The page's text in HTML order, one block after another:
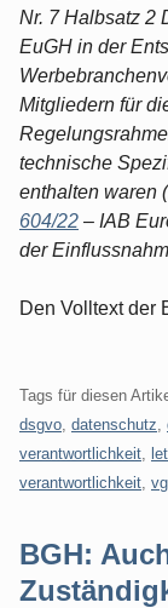
Nr. 7 Halbsatz 2
EuGH in der
Mitgliedern für
technische
enthalten waren
604/22 – IAB
der
Den Volltext der
Tags für diesen
dsgvo datenschutz
verantwortlichkeit
verantwortlichkeit
BGH: